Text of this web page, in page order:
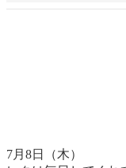
7月8日（木）